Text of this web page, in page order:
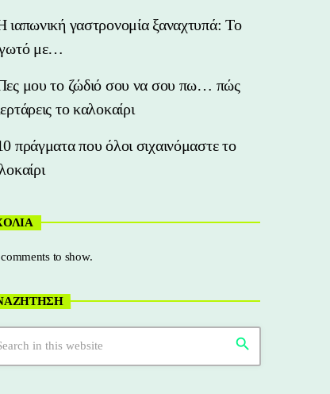
ιαπωνική γαστρονομία ξαναχτυπά: Το
με…
μου το ζώδιό σου να σου πω… πώς
το καλοκαίρι
πράγματα που όλοι σιχαινόμαστε το
to show.
search